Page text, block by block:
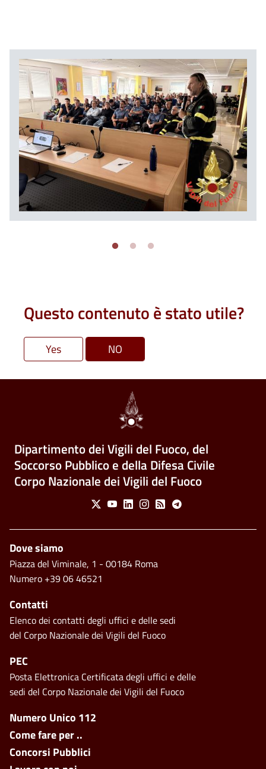
Questo contenuto è stato utile?
Dipartimento dei Vigili del Fuoco, del
Soccorso Pubblico e della Difesa Civile
Corpo Nazionale dei Vigili del Fuoco
Social Menu
X YoutubeLinkedinInstagram
Feed Telegram
Footer side menu
Numero Unico 112
Come fare per ..
Concorsi Pubblici
Piè di pagina
Dove siamo
Piazza del Viminale, 1 - 00184 Roma
Numero +39 06 46521
Contatti
Elenco dei contatti degli uffici e delle sedi
del Corpo Nazionale dei Vigili del Fuoco
PEC
Posta Elettronica Certificata degli uffici e delle
sedi del Corpo Nazionale dei Vigili del Fuoco